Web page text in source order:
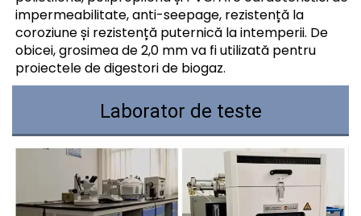
impermeabilitate, anti-seepage, rezistență la
coroziune și rezistență puternică la intemperii. De
obicei, grosimea de 2,0 mm va fi utilizată pentru
proiectele de digestori de biogaz.
Laborator de teste